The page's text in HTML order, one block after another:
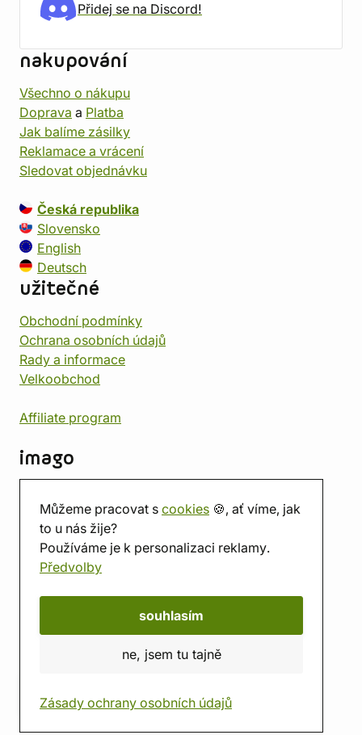
Můžeme pracovat s cookies 🍪, ať víme, jak
to u nás žije?
Používáme je k personalizaci reklamy.
Předvolby
souhlasím
ne, jsem tu tajně
Zásady ochrany osobních údajů
Přidej se na Discord!
nakupování
Všechno o nákupu
Doprava a Platba
Jak balíme zásilky
Reklamace a vrácení
Sledovat objednávku
Česká republika
Slovensko
English
Deutsch
užitečné
Obchodní podmínky
Ochrana osobních údajů
Rady a informace
Velkoobchod
Affiliate program
imago
Prodejna
Herna
O nás
Hodnocení obchodu